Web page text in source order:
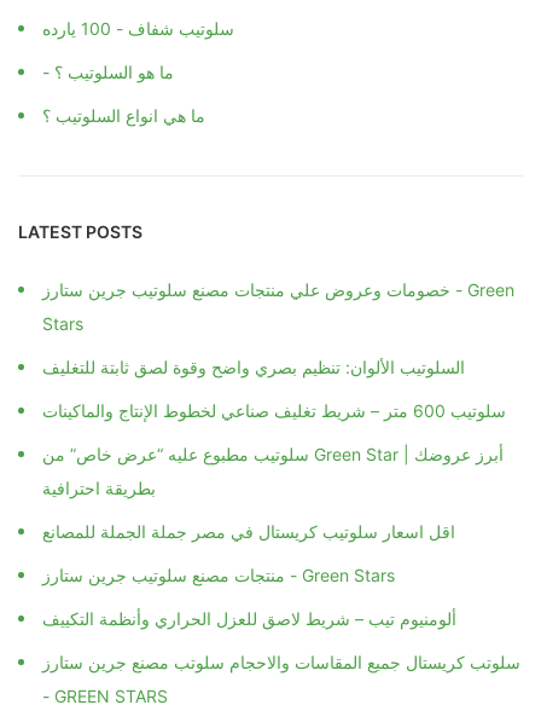
سلوتيب شفاف - 100 يارده
- ما هو السلوتيب ؟
ما هي انواع السلوتيب ؟
LATEST POSTS
خصومات وعروض علي منتجات مصنع سلوتيب جرين ستارز - Green
Stars
السلوتيب الألوان: تنظيم بصري واضح وقوة لصق ثابتة للتغليف
سلوتيب 600 متر – شريط تغليف صناعي لخطوط الإنتاج والماكينات
سلوتيب مطبوع عليه “عرض خاص” من Green Star | أبرز عروضك
بطريقة احترافية
اقل اسعار سلوتيب كريستال في مصر جملة الجملة للمصانع
منتجات مصنع سلوتيب جرين ستارز - Green Stars
ألومنيوم تيب – شريط لاصق للعزل الحراري وأنظمة التكييف
سلوتب كريستال جميع المقاسات والاحجام سلوتب مصنع جرين ستارز
- GREEN STARS